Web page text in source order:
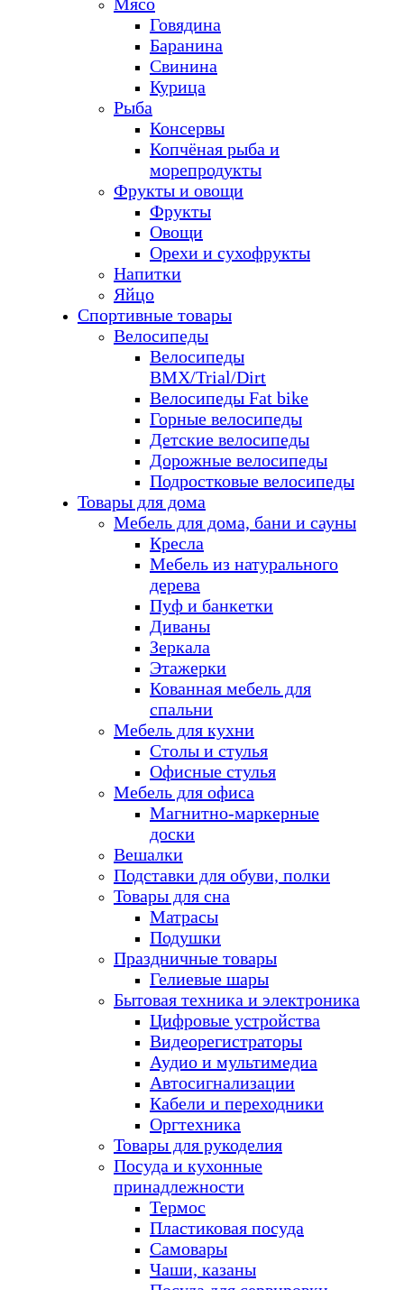
Говядина
Баранина
Свинина
Курица
Рыба
Консервы
Копчёная рыба и
морепродукты
Фрукты и овощи
Фрукты
Овощи
Орехи и сухофрукты
Напитки
Яйцо
Спортивные товары
Велосипеды
Велосипеды
BMX/Trial/Dirt
Велосипеды Fat bike
Горные велосипеды
Детские велосипеды
Дорожные велосипеды
Подростковые велосипеды
Товары для дома
Мебель для дома, бани и сауны
Кресла
Мебель из натурального
дерева
Пуф и банкетки
Диваны
Зеркала
Этажерки
Кованная мебель для
спальни
Мебель для кухни
Столы и стулья
Офисные стулья
Мебель для офиса
Магнитно-маркерные
доски
Вешалки
Подставки для обуви, полки
Товары для сна
Матрасы
Подушки
Праздничные товары
Гелиевые шары
Бытовая техника и электроника
Цифровые устройства
Видеорегистраторы
Аудио и мультимедиа
Автосигнализации
Кабели и переходники
Оргтехника
Товары для рукоделия
Посуда и кухонные
принадлежности
Термос
Пластиковая посуда
Самовары
Чаши, казаны